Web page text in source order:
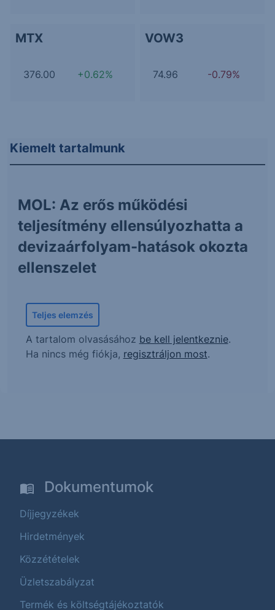
MTX
376.00 +0.62%
VOW3
74.96 -0.79%
Kiemelt tartalmunk
MOL: Az erős működési
teljesítmény ellensúlyozhatta a
devizaárfolyam-hatások okozta
ellenszelet
Teljes elemzés
A tartalom olvasásához be kell jelentkeznie.
Ha nincs még fiókja, regisztráljon most.
Dokumentumok
Díjjegyzékek
Hirdetmények
Közzétételek
Üzletszabályzat
Termék és költségtájékoztatók